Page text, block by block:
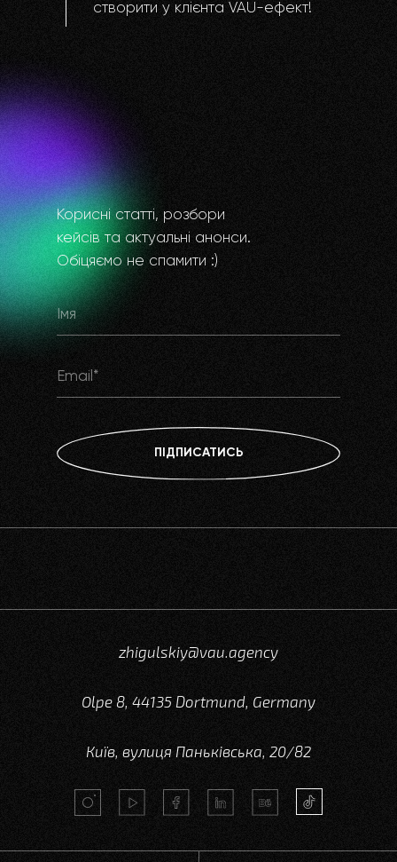
створити у клієнта VAU-ефект!
ПІДПИСАТИСЬ
Корисні статті, розбори
кейсів та актуальні анонси.
Обіцяємо не спамити :)
zhigulskiy@vau.agency
Київ, вулиця Паньківська, 20/82
Olpe 8, 44135 Dortmund, Germany